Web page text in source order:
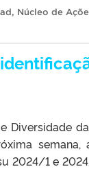
, Núcleo de
Diversidade
2024/1 e